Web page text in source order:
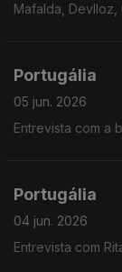
Mafalda, Devlloz,
Portugália
05 jun. 2026
Entrevista com a
Portugália
04 jun. 2026
Entrevista com